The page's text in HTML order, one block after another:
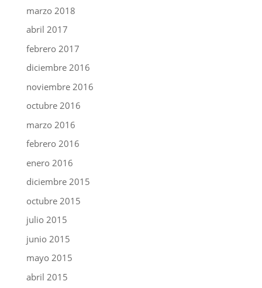
marzo 2018
abril 2017
febrero 2017
diciembre 2016
noviembre 2016
octubre 2016
marzo 2016
febrero 2016
enero 2016
diciembre 2015
octubre 2015
julio 2015
junio 2015
mayo 2015
abril 2015